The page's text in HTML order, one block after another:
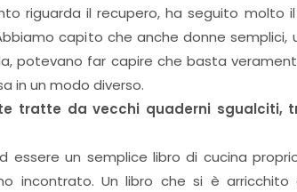
riguarda il recupero, ha seguito molto il
capito che anche donne
potevano far capire che basta
in un modo diverso.
tratte da vecchi quaderni sgualciti,
essere un semplice libro di cucina
incontrato. Un libro che si è